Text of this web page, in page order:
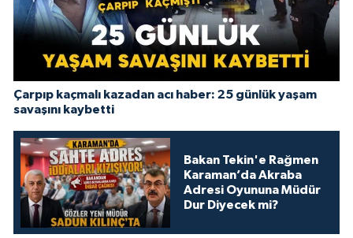
Çarpıp kaçmalı kazadan acı haber: 25 günlük yaşam
savaşını kaybetti
Bakan Tekin'e Rağmen
Karaman’da Akraba
Adresi Oyununa Müdür
Dur Diyecek mi?